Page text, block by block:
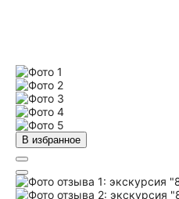
В избранное